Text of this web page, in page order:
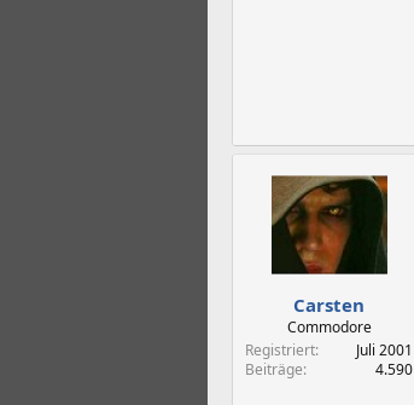
Carsten
Commodore
Registriert
Juli 2001
Beiträge
4.590